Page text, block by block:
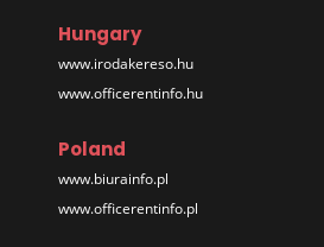
Hungary
www.irodakereso.hu
www.officerentinfo.hu
Poland
www.biurainfo.pl
www.officerentinfo.pl